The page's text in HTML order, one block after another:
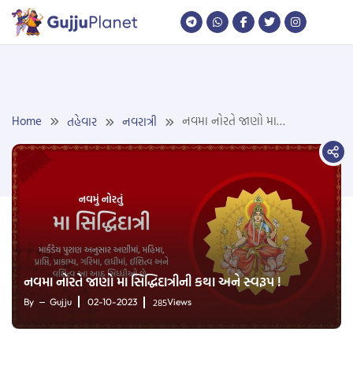
Skip
Home તહેવાર નવરાત્રી
નવમા નોરતે જાણો મા
સિદ્ધિદાત્રીની કથા અને સ્વરૂપ !
નવમા નોરતે જાણો મા સિદ્ધિદાત્રીની કથા અને સ્વરૂપ !
By Gujju 02-10-2023 285Views